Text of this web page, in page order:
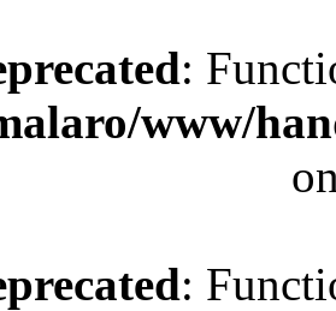
:
www/
: